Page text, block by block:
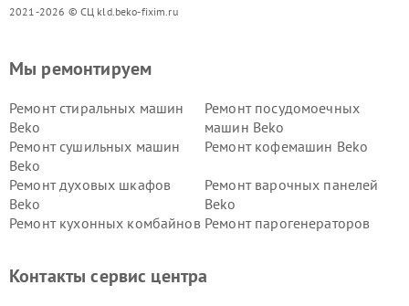
2021-2026 © СЦ kld.beko-fixim.ru
Мы ремонтируем
Ремонт стиральных машин
Beko
Ремонт посудомоечных
машин Beko
Ремонт сушильных машин
Beko
Ремонт кофемашин Beko
Ремонт духовых шкафов
Beko
Ремонт варочных панелей
Beko
Ремонт кухонных комбайнов Ремонт парогенераторов
Ремонт холодильников Beko Ремонт морозильных камер
Контакты сервис центра